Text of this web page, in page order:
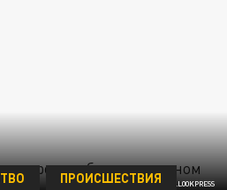
SEBASTIAN GOLLNOW/GLOBALLOOKPRESS
ПРОИСШЕСТВИЯ